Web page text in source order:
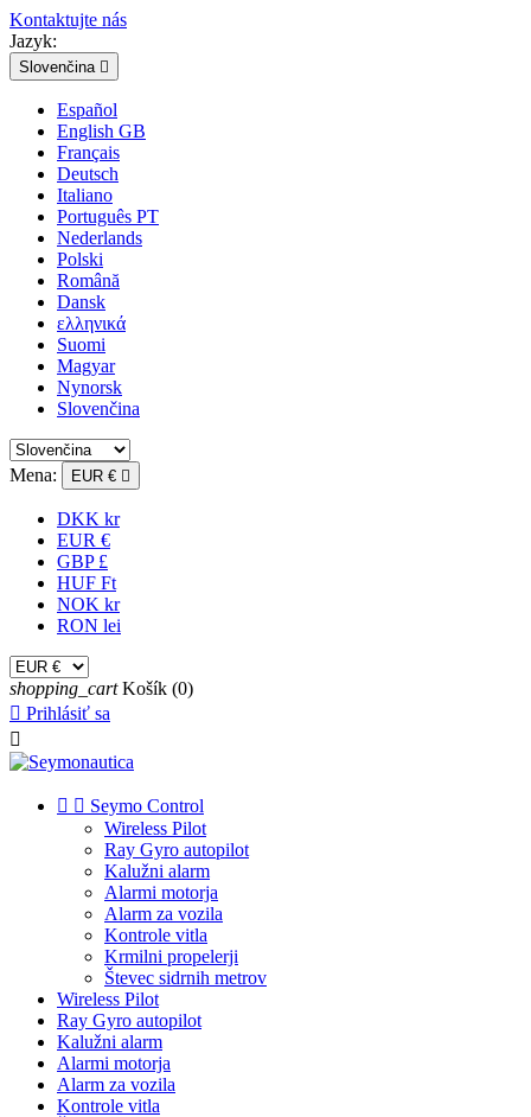
Kontaktujte nás
Jazyk:
Slovenčina 
Español
English GB
Français
Deutsch
Italiano
Português PT
Nederlands
Polski
Română
Dansk
ελληνικά
Suomi
Magyar
Nynorsk
Slovenčina
Mena: EUR € 
DKK kr
EUR €
GBP £
HUF Ft
NOK kr
RON lei
shopping_cart Košík (0)
 Prihlásiť sa

  Seymo Control
Wireless Pilot
Ray Gyro autopilot
Kalužni alarm
Alarmi motorja
Alarm za vozila
Kontrole vitla
Krmilni propelerji
Števec sidrnih metrov
Wireless Pilot
Ray Gyro autopilot
Kalužni alarm
Alarmi motorja
Alarm za vozila
Kontrole vitla